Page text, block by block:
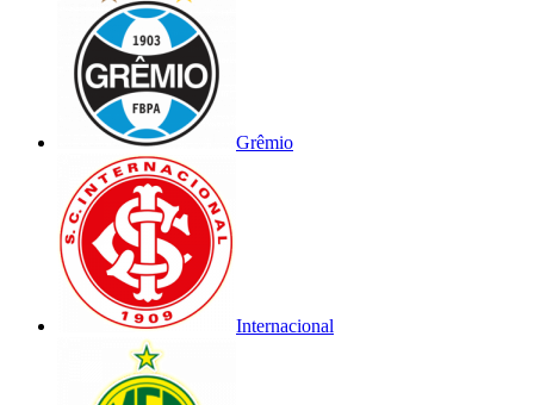
Grêmio
Internacional